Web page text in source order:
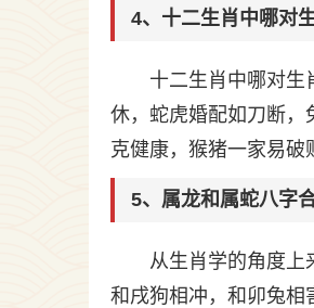
4、十二生肖中哪对
十二生肖中哪对生
休，蛇虎婚配如刀断，
克健康，猴猪一家易破
5、属龙和属蛇八字
从生肖学的角度上
和戌狗相冲，和卯兔相